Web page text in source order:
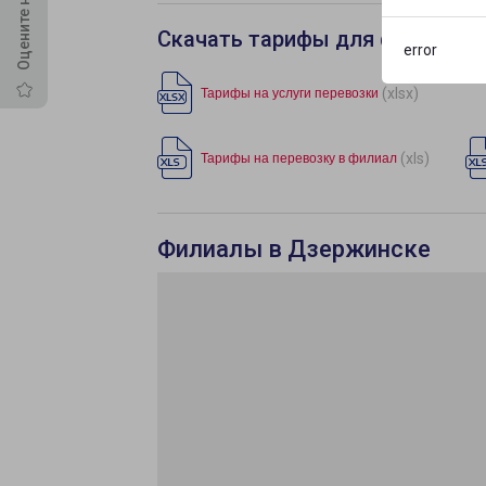
error
Скачать тарифы для филиала
Тарифы на услуги перевозки (xlsx)
Тарифы на перевозку в филиал (xls)
Филиалы в Дзержинске